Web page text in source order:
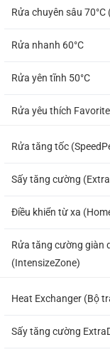
Rửa chuyên sâu 70°C
Rửa nhanh 60°C
Rửa yên tĩnh 50°C
Rửa yêu thích
Rửa tăng tốc
Sấy tăng cường
Điều khiển từ xa
Rửa tăng cường giàn
(IntensizeZone)
Heat Exchanger (Bộ
Sấy tăng cường